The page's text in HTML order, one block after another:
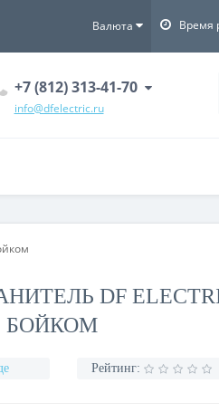
Валюта Время
+7 (812) 313-41-70
info@dfelectric.ru
DF
БОЙКОМ
Рейтинг: